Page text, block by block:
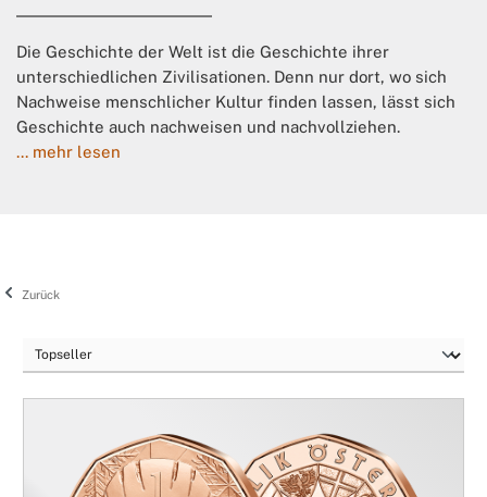
Die Geschichte der Welt ist die Geschichte ihrer
unterschiedlichen Zivilisationen. Denn nur dort, wo sich
Nachweise menschlicher Kultur finden lassen, lässt sich
Geschichte auch nachweisen und nachvollziehen.
... mehr lesen
Zurück